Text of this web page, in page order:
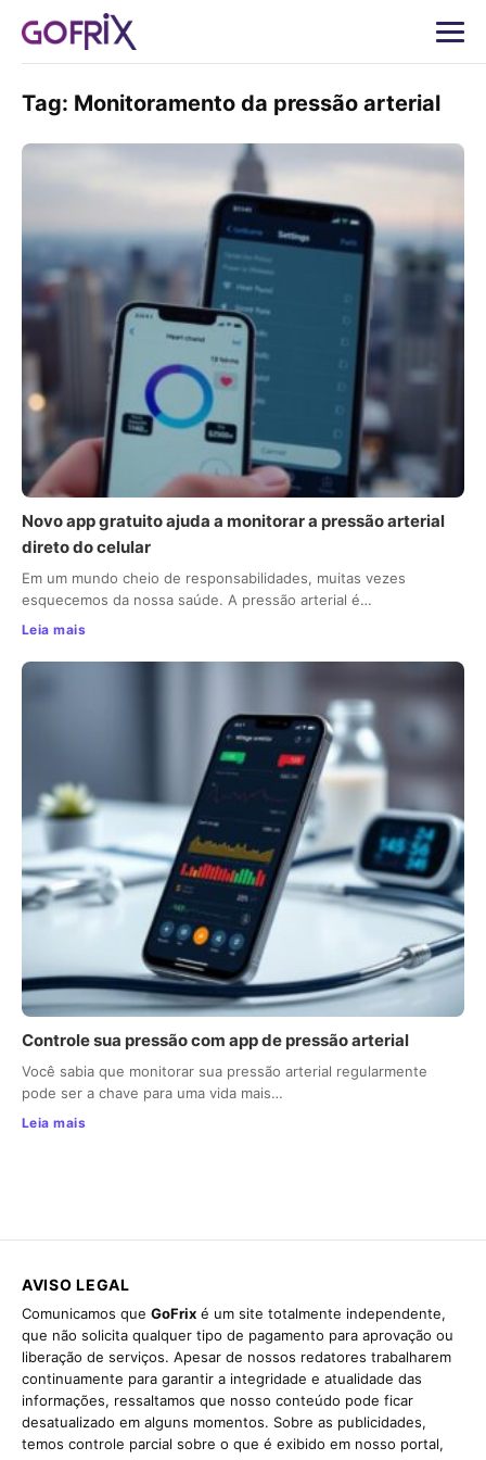
Tag: Monitoramento da pressão arterial
Novo app gratuito ajuda a monitorar a pressão arterial
direto do celular
Em um mundo cheio de responsabilidades, muitas vezes
esquecemos da nossa saúde. A pressão arterial é…
Leia mais
Controle sua pressão com app de pressão arterial
Você sabia que monitorar sua pressão arterial regularmente
pode ser a chave para uma vida mais…
Leia mais
AVISO LEGAL
Comunicamos que GoFrix é um site totalmente independente,
que não solicita qualquer tipo de pagamento para aprovação ou
liberação de serviços. Apesar de nossos redatores trabalharem
continuamente para garantir a integridade e atualidade das
informações, ressaltamos que nosso conteúdo pode ficar
desatualizado em alguns momentos. Sobre as publicidades,
temos controle parcial sobre o que é exibido em nosso portal,